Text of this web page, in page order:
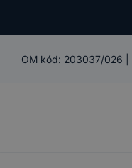
OM kód: 203037/026